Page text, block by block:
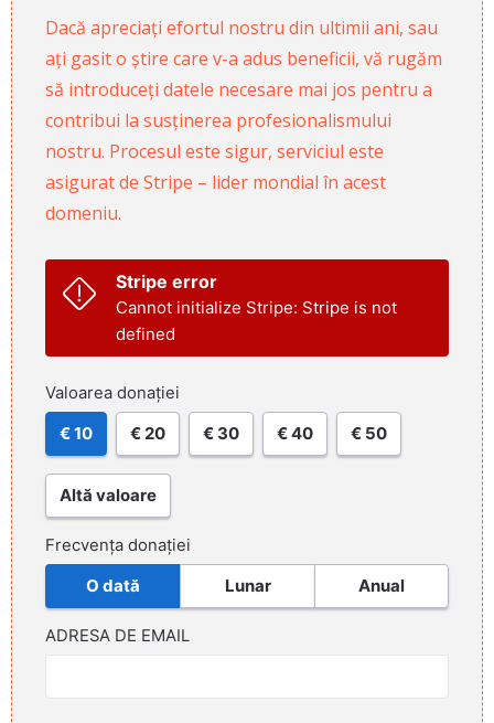
Dacă apreciați efortul nostru din ultimii ani, sau
ați gasit o știre care v-a adus beneficii, vă rugăm
să introduceți datele necesare mai jos pentru a
contribui la susținerea profesionalismului
nostru. Procesul este sigur, serviciul este
asigurat de Stripe – lider mondial în acest
domeniu.
Stripe error
Cannot initialize Stripe: Stripe is not
defined
Valoarea donației
€ 10 € 20 € 30 € 40 € 50
Altă valoare
Frecvența donației
O dată Lunar Anual
ADRESA DE EMAIL